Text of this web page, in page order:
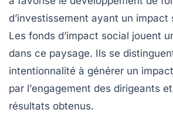
d’investissement ayant un impact
Les fonds d’impact social jouent
dans ce paysage. Ils se
intentionnalité à générer un
par l’engagement des dirigeants
résultats obtenus.